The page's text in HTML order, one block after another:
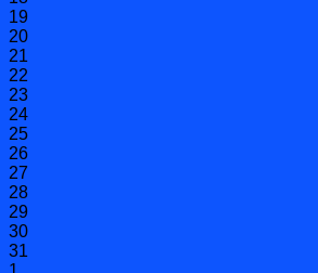
19
20
21
22
23
24
25
26
27
28
29
30
31